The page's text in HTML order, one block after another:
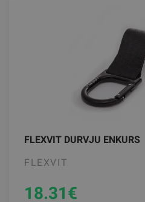
FLEXVIT DURVJU ENKURS
FLEXVIT
18.31€